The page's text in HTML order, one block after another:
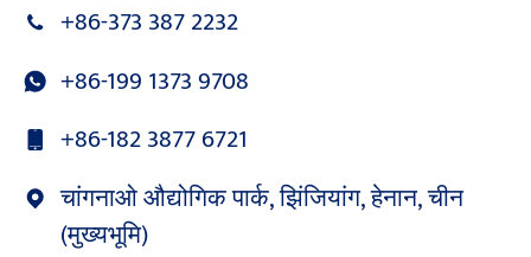
+86-373 387 2232
+86-199 1373 9708
+86-182 3877 6721
चांगनाओ औद्योगिक पार्क, झिंजियांग, हेनान, चीन
(मुख्यभूमि)